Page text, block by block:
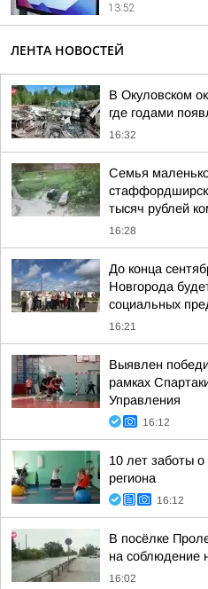
13:52
ЛЕНТА НОВОСТЕЙ
В Окуловском
где годами
16:32
Семья
тысяч рублей
16:28
До конца
Новгорода
социальных
16:21
Выявлен
рамках
Управления
16:12
10 лет заботы
региона
16:12
В посёлке
на соблюдение
16:02